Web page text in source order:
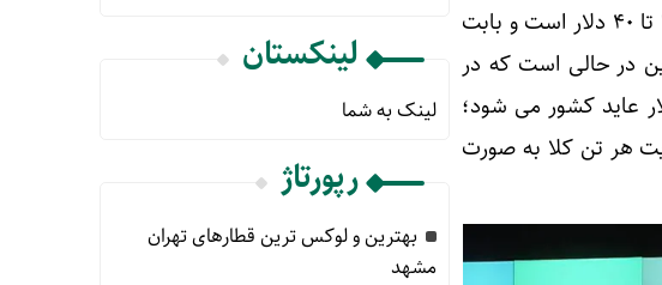
هر تن بار از سرخس تا بندرعباس به طول بیش از ۱۶۰۰ کیلومتر با قطار حدود ۳۰ تا ۴۰ دلار است و بابت
۱۰ دلار مصرف می‌شود. این در حالی است که در‌
طریق جاده، با وجود آنکه بابت حمل هر تن کالا همین ۳۰ تا ۴۰ دلار عاید کشور می شود؛
و دولت برای ترانزیت هر تن کلا به صورت
لینکستان
لینک به شما
رپورتاژ
بهترین و لوکس ترین قطارهای تهران
مشهد